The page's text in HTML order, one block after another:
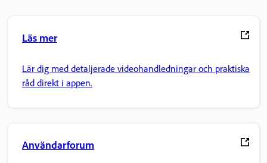
Läs mer
Lär dig med detaljerade videohandledningar och praktiska
råd direkt i appen.
Användarforum